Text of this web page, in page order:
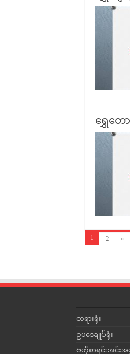
ရွှေတေ
1 2 »
တရားရုံး
ဥပဒေချုပ်ရုံး
ဗဟိုစာရင်းအင်းအ